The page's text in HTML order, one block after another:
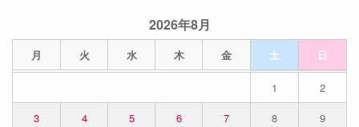
2026年8月
月 火 水 木 金 土 日
1
2
3
4 5 6 7 8
9